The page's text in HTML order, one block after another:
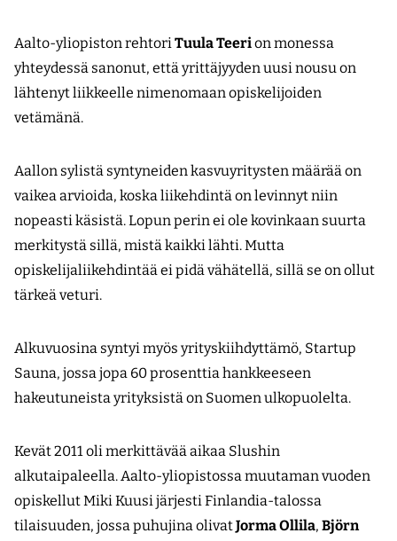
Aalto-yliopiston rehtoriTuula Teerion monessa
yhteydessä sanonut, että yrittäjyyden uusi nousu on
lähtenyt liikkeelle nimenomaan opiskelijoiden
vetämänä.
Aallon sylistä syntyneiden kasvuyritysten määrää on
vaikea arvioida, koska liikehdintä on levinnyt niin
nopeasti käsistä. Lopun perin ei ole kovinkaan suurta
merkitystä sillä, mistä kaikki lähti. Mutta
opiskelijaliikehdintää ei pidä vähätellä, sillä se on ollut
tärkeä veturi.
Alkuvuosina syntyi myös yrityskiihdyttämö, Startup
Sauna, jossa jopa 60 prosenttia hankkeeseen
hakeutuneista yrityksistä on Suomen ulkopuolelta.
Kevät 2011 oli merkittävää aikaa Slushin
alkutaipaleella. Aalto-yliopistossa muutaman vuoden
opiskellut Miki Kuusi järjesti Finlandia-talossa
tilaisuuden, jossa puhujina olivatJorma Ollila, Björn